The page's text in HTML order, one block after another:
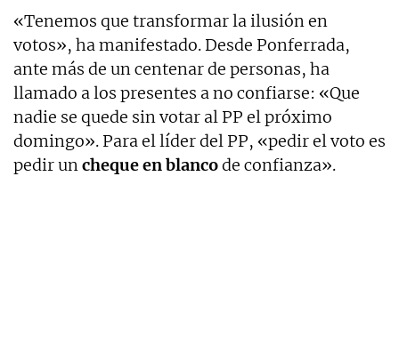
«Tenemos que transformar la ilusión en
votos», ha manifestado. Desde Ponferrada,
ante más de un centenar de personas, ha
llamado a los presentes a no confiarse: «Que
nadie se quede sin votar al PP el próximo
domingo». Para el líder del PP, «pedir el voto es
pedir uncheque en blancode confianza».